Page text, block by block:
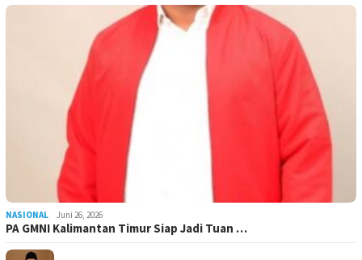
NASIONAL Juni 26, 2026
PA GMNI Kalimantan Timur Siap Jadi Tuan …